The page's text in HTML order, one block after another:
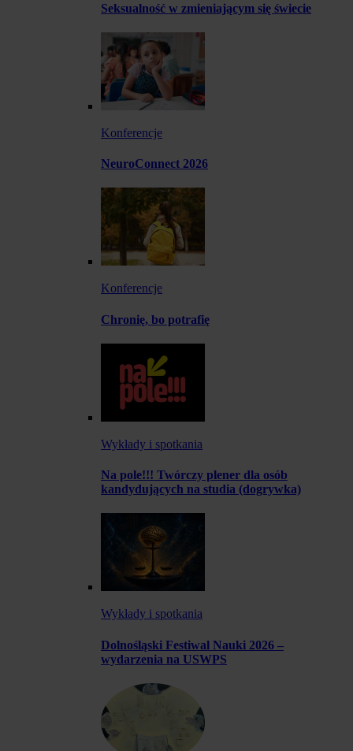
Seksualność w zmieniającym się świecie
Konferencje
NeuroConnect 2026
Konferencje
Chronię, bo potrafię
Wykłady i spotkania
Na pole!!! Twórczy plener dla osób
kandydujących na studia (dogrywka)
Wykłady i spotkania
Dolnośląski Festiwal Nauki 2026 –
wydarzenia na USWPS